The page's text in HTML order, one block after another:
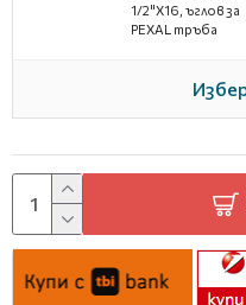
1/2"X16, ъглов за
PEXAL тръба